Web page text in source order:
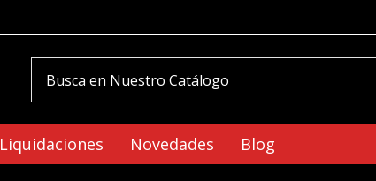
Liquidaciones Novedades Blog